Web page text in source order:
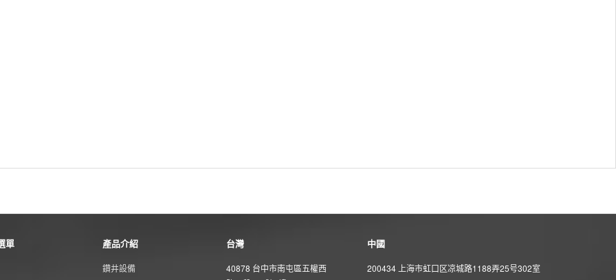
單 產品介紹
鑽井設備
台灣
40878 台中市南屯區五權西
中國
200434 上海市虹口区凉城路1188弄25号302室